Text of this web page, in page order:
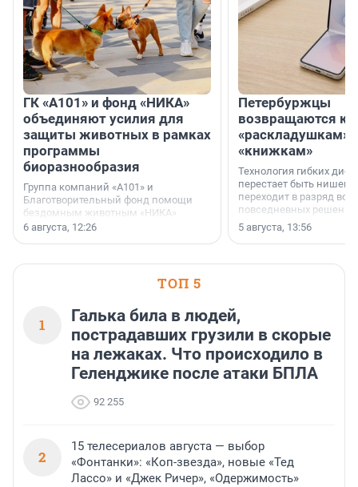
ГК «А101» и фонд «НИКА»
объединяют усилия для
защиты животных в рамках
программы
биоразнообразия
Группа компаний «А101» и
Благотворительный фонд помощи
бездомным животным «НИКА»
заключили соглашение о
6 августа, 12:26
Петербуржцы
возвращаются к
«раскладушкам»
«книжкам»
Технология гибких
перестает быть
переходит в разряд
повседневных
5 августа, 13:56
ТОП 5
1
Галька била в людей,
пострадавших грузили в скорые
на лежаках. Что происходило в
Геленджике после атаки БПЛА
92 255
2
15 телесериалов августа — выбор
«Фонтанки»: «Коп-звезда», новые «Тед
Лассо» и «Джек Ричер», «Одержимость»